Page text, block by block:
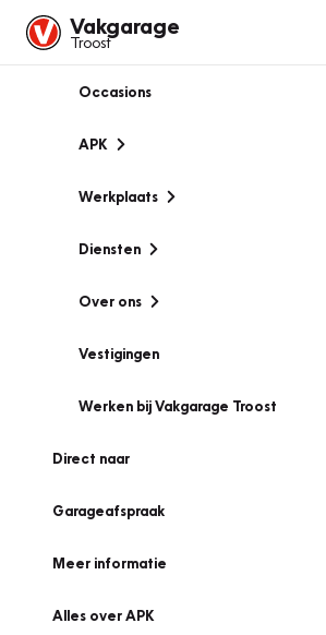
Vakgarage
Troost
Occasions
APK
Werkplaats
Diensten
Over ons
Vestigingen
Werken bij Vakgarage Troost
Direct naar
Garageafspraak
Meer informatie
Alles over APK